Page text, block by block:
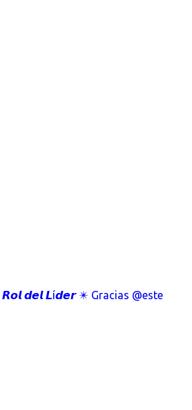
𝙙𝙚𝙡 𝙇í𝙙𝙚𝙧 ✴️ Gracias @este